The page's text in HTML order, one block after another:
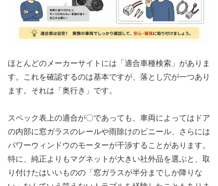
ほとんどのメーカーサイトには「適合車種検索」がありま
す。これを確認するのは基本ですが、落とし穴が一つあり
ます。それは「奥行き」です。
スペック表上の適合が〇であっても、車両によってはドア
の内部に窓ガラスのレールや雨除けのビニール、さらには
パワーウィンドウのモーターが干渉することがあります。
特に、純正よりもマグネットが大きい社外品を選ぶと、取
り付けたはいいものの「窓ガラスが半分までしか降りな